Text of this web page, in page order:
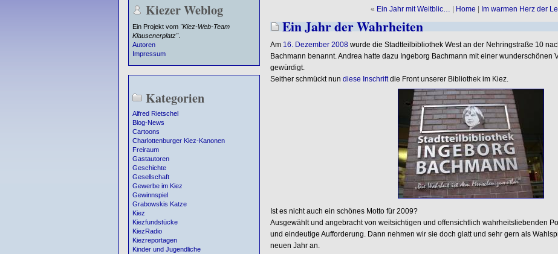
Kiezer Weblog
Ein Projekt vom "Kiez-Web-Team
Klausenerplatz".
Autoren
Impressum
Kategorien
Alfred Rietschel
Blog-News
Cartoons
Charlottenburger Kiez-Kanonen
Freiraum
Gastautoren
Geschichte
Gesellschaft
Gewerbe im Kiez
Gewinnspiel
Grabowskis Katze
Kiez
Kiezfundstücke
KiezRadio
Kiezreportagen
Kinder und Jugendliche
« Ein Jahr mit Weitblic… Home Im warmen Herz der
Ein Jahr der Wahrheiten
Am 16. Dezember 2008wurde die Stadtteilbibliothek West an der Nehringstraße 10
Bachmann benannt. Andrea hatte dazu Ingeborg Bachmann mit einer wunderschönen
gewürdigt.
Seither schmückt nun diese Inschriftdie Front unserer Bibliothek im Kiez.
Ist es nicht auch ein schönes Motto für 2009?
Ausgewählt und angebracht von weitsichtigen und offensichtlich wahrheitsliebenden
und eindeutige Aufforderung. Dann nehmen wir sie doch glatt und sehr gern als
neuen Jahr an.